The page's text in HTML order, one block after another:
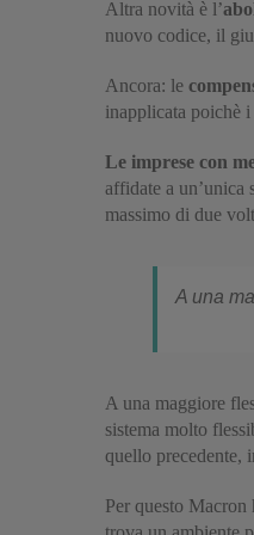
Altra novità è l’
nuovo codice, il
Ancora: le
inapplicata poichè
Le imprese con
affidate a un’unica
massimo di due
A una
A una maggiore
sistema molto
quello precedente,
Per questo Macron